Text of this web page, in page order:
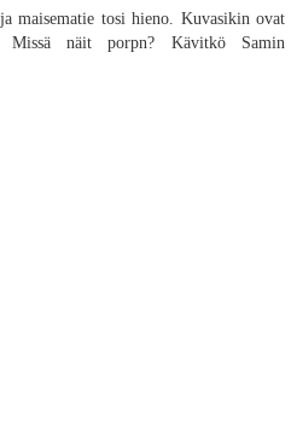
maisematie tosi hieno. Kuvasikin ovat
näit porpn? Kävitkö Samin